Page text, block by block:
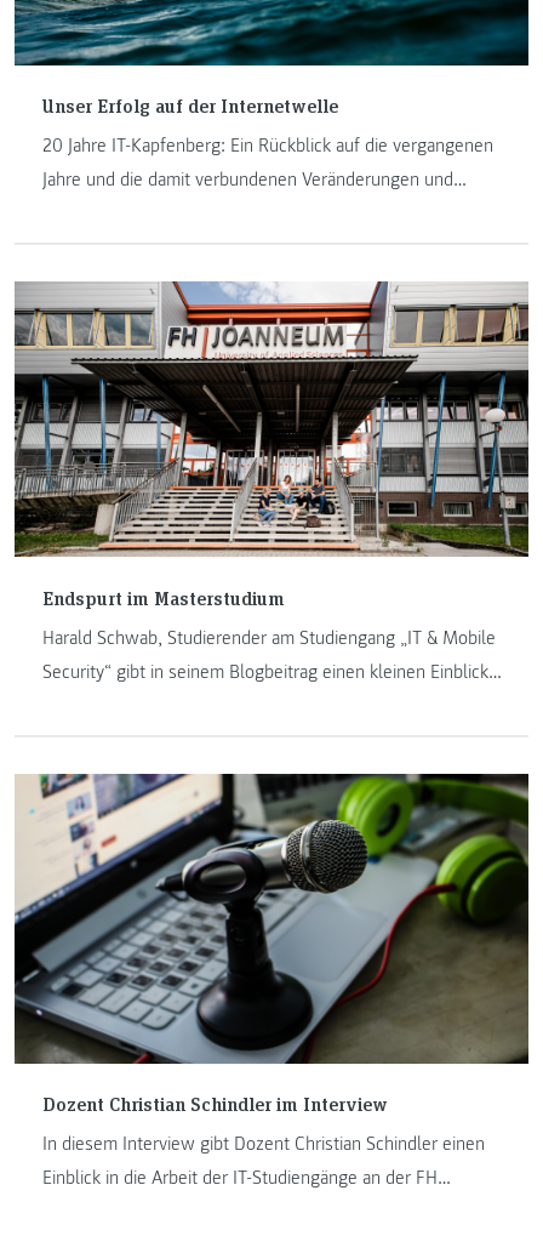
Unser Erfolg auf der Internetwelle
20 Jahre IT-Kapfenberg: Ein Rückblick auf die vergangenen
Jahre und die damit verbundenen Veränderungen und
Geburtsstunde der IT-Studiengänge am Institut und
erzählen in ihrem Beitrag darüber.
Endspurt im Masterstudium
Harald Schwab, Studierender am Studiengang „IT & Mobile
Security“ gibt in seinem Blogbeitrag einen kleinen Einblick
und die Schwerpunkte, welche ihn während des Studiums
begleiteten.
Dozent Christian Schindler im Interview
In diesem Interview gibt Dozent Christian Schindler einen
Einblick in die Arbeit der IT-Studiengänge an der FH